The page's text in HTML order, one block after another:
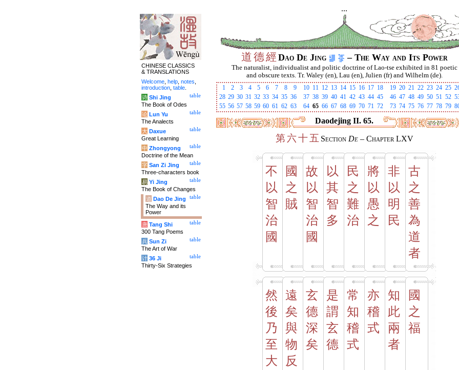
...
道 德經 Dao De Jing – The Way and Its Power
The naturalist, individualist and politic doctrine of Lao-tse exhibited in 81 poetic
and obscure texts. Tr. Waley (en), Lau (en), Julien (fr) and Wilhelm (de).
1
2 3 4 5 6 7 8 9 10 11 12 13 14 15 16 17 18 19 20 21 22 23 24 25
28 29 30 31 32 33 34 35 36 37 38 39 40 41 42 43 44 45 46 47 48 49 50 51 52
55 56 57 58 59 60 61 62 63 64 65 66 67 68 69 70 71 72 73 74 75 76 77 78 79
Daodejing II. 65.
第 六十 五 Section De– Chapter LXV
不
以
智
治
國
國
之
賊
故
以
智
治
國
以
其
智
多
民
之
難
治
將
以
愚
之
非
以
明
民
古
之
善
為
道
者
然
後
乃
至
大
遠
矣
與
物
反
玄
德
深
矣
是
謂
玄
德
常
知
稽
式
亦
稽
式
知
此
兩
者
國
之
福
CHINESE CLASSICS
& TRANSLATIONS
Welcome help notes
introduction table
table
诗 Shi Jing
The Book of Odes
table
论 Lun Yu
The Analects
table
大 Daxue
Great Learning
table
中 Zhongyong
Doctrine of the Mean
table
字 San Zi Jing
Three-characters book
table
易 Yi Jing
The Book of Changes
table
道 Dao De Jing
The Way and its
Power
table
唐 Tang Shi
300 Tang Poems
table
兵 Sun Zi
The Art of War
table
计 36 Ji
Thirty-Six Strategies